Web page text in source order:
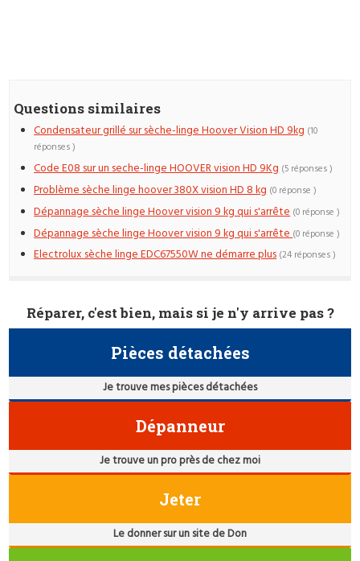
Questions similaires
Condensateur grillé sur sèche-linge Hoover Vision HD 9kg (10
réponses )
Code E08 sur un seche-linge HOOVER vision HD 9Kg (5 réponses )
Problème sèche linge hoover 380X vision HD 8 kg (0 réponse )
Dépannage sèche linge Hoover vision 9 kg qui s'arrête (0 réponse )
Dépannage sèche linge Hoover vision 9 kg qui s'arrête(0 réponse )
Electrolux sèche linge EDC67550W ne démarre plus (24 réponses )
Réparer, c'est bien, mais si je n'y arrive pas ?
Pièces détachées
Je trouve mes pièces détachées
Dépanneur
Je trouve un pro près de chez moi
Jeter
Le donner sur un site de Don